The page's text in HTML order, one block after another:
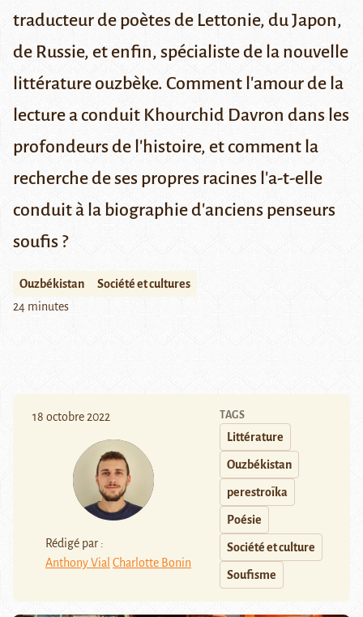
traducteur de poètes de Lettonie, du Japon,
de Russie, et enfin, spécialiste de la nouvelle
littérature ouzbèke. Comment l'amour de la
lecture a conduit Khourchid Davron dans les
profondeurs de l'histoire, et comment la
recherche de ses propres racines l'a-t-elle
conduit à la biographie d'anciens penseurs
soufis ?
Ouzbékistan
Société et cultures
24 minutes
18 octobre 2022
Rédigé par :
Anthony Vial Charlotte Bonin
TAGS
Littérature
Ouzbékistan
perestroïka
Poésie
Société et culture
Soufisme